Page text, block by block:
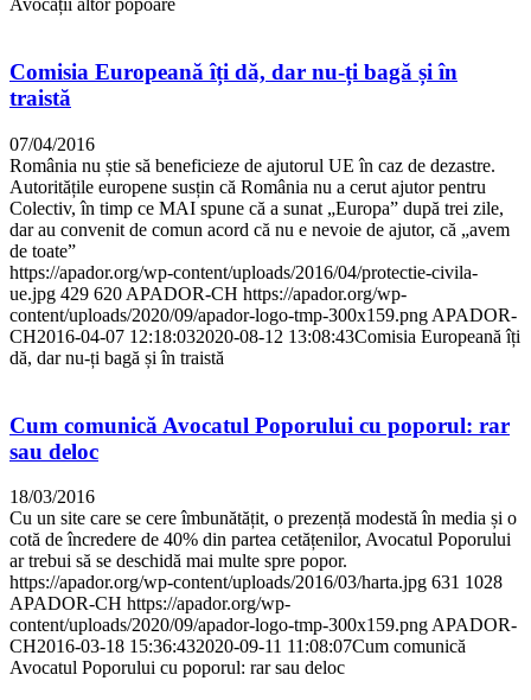
Avocații altor popoare
Comisia Europeană îți dă, dar nu-ți bagă și în
traistă
07/04/2016
România nu știe să beneficieze de ajutorul UE în caz de dezastre.
Autoritățile europene susțin că România nu a cerut ajutor pentru
Colectiv, în timp ce MAI spune că a sunat „Europa” după trei zile,
dar au convenit de comun acord că nu e nevoie de ajutor, că „avem
de toate”
https://apador.org/wp-content/uploads/2016/04/protectie-civila-
ue.jpg 429 620 APADOR-CH https://apador.org/wp-
content/uploads/2020/09/apador-logo-tmp-300x159.png APADOR-
CH2016-04-07 12:18:032020-08-12 13:08:43Comisia Europeană îți
dă, dar nu-ți bagă și în traistă
Cum comunică Avocatul Poporului cu poporul: rar
sau deloc
18/03/2016
Cu un site care se cere îmbunătățit, o prezență modestă în media și o
cotă de încredere de 40% din partea cetățenilor, Avocatul Poporului
ar trebui să se deschidă mai multe spre popor.
https://apador.org/wp-content/uploads/2016/03/harta.jpg 631 1028
APADOR-CH https://apador.org/wp-
content/uploads/2020/09/apador-logo-tmp-300x159.png APADOR-
CH2016-03-18 15:36:432020-09-11 11:08:07Cum comunică
Avocatul Poporului cu poporul: rar sau deloc